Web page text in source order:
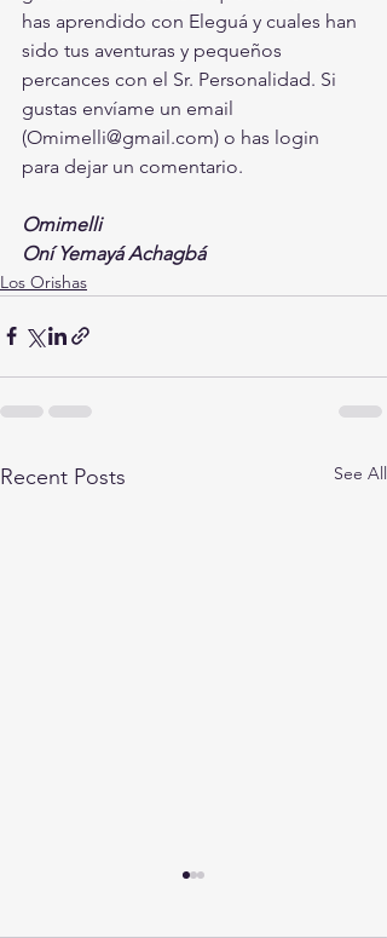
has aprendido con Eleguá y cuales han
sido tus aventuras y pequeños
percances con el Sr. Personalidad. Si
gustas envíame un email
(Omimelli@gmail.com) o has login
para dejar un comentario.
Omimelli
Oní Yemayá Achagbá
Los Orishas
Recent Posts See All